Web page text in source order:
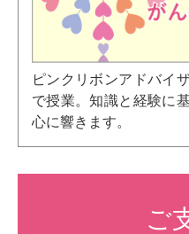
ピンクリボンアドバイ
で授業。知識と経験に
心に響きます。
ご